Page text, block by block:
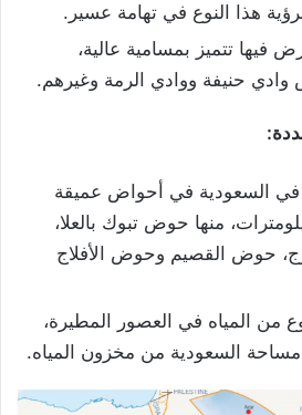
هذا النوع في تهامة عسير.
فيها تتميز بمسامية عالية،
وادي حنيفة ووادي الرمة وغيرهم.
في السعودية في أحواض عميقة
منها حوض تبوك بالعلا،
حوض القصيم وحوض الأفلاج
من المياه في العصور المطيرة،
السعودية من مخزون المياه.